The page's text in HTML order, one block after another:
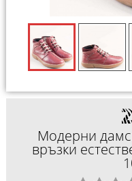
Модерни
връзки